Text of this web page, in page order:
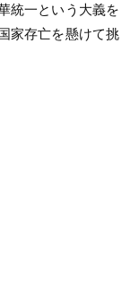
統一という大義を
家存亡を懸けて挑